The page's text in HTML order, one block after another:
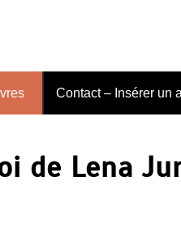
Contact – Insérer un
de Lena